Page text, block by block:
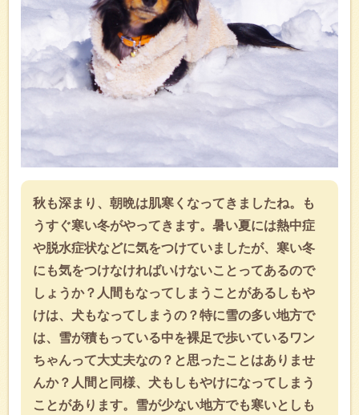
秋も深まり、朝晩は肌寒くなってきましたね。も
うすぐ寒い冬がやってきます。暑い夏には熱中症
や脱水症状などに気をつけていましたが、寒い冬
にも気をつけなければいけないことってあるので
しょうか？人間もなってしまうことがあるしもや
けは、犬もなってしまうの？特に雪の多い地方で
は、雪が積もっている中を裸足で歩いているワン
ちゃんって大丈夫なの？と思ったことはありませ
んか？人間と同様、犬もしもやけになってしまう
ことがあります。雪が少ない地方でも寒いとしも